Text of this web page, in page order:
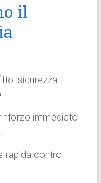
il
sicurezza
immediato
rapida contro